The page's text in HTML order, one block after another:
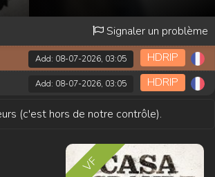
Signaler un problème
Add: 08-07-2026, 03:05
HDRIP
Add: 08-07-2026, 03:05 HDRIP
(c'est hors de notre contrôle).
VF